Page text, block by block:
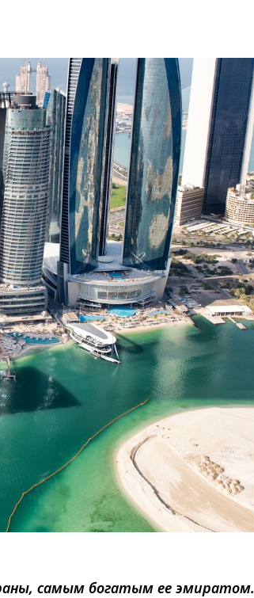
самым богатым ее эмиратом.